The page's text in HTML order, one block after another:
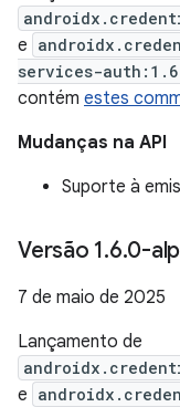
e
services-
contém estes
Mudanças na API
Suporte à
Versão 1.6.0-
7 de maio de 2025
Lançamento de
e